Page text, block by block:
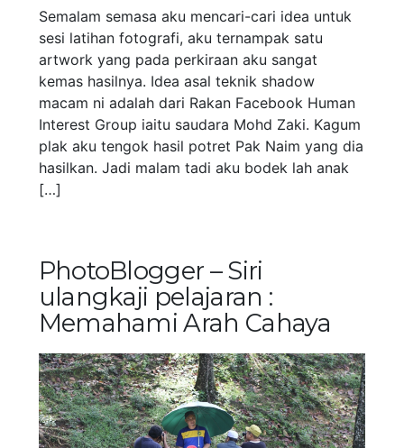
Semalam semasa aku mencari-cari idea untuk
sesi latihan fotografi, aku ternampak satu
artwork yang pada perkiraan aku sangat
kemas hasilnya. Idea asal teknik shadow
macam ni adalah dari Rakan Facebook Human
Interest Group iaitu saudara Mohd Zaki. Kagum
plak aku tengok hasil potret Pak Naim yang dia
hasilkan. Jadi malam tadi aku bodek lah anak
[…]
PhotoBlogger – Siri
ulangkaji pelajaran :
Memahami Arah Cahaya